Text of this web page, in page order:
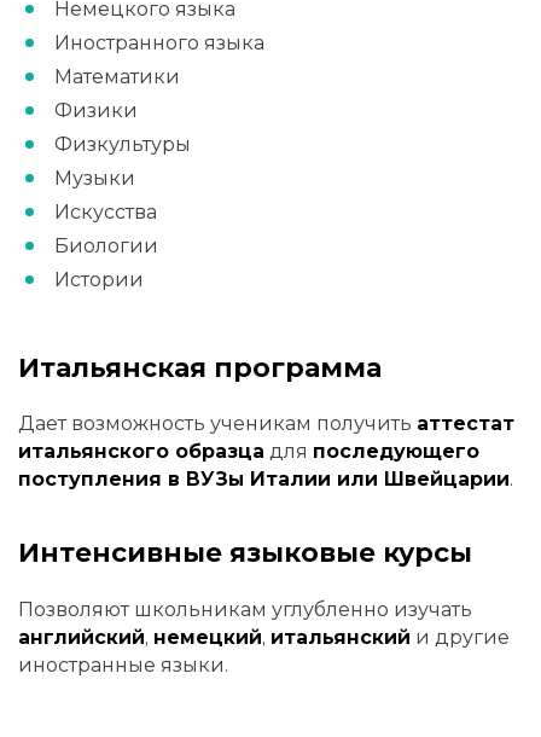
Немецкого языка
Иностранного языка
Математики
Физики
Физкультуры
Музыки
Искусства
Биологии
Истории
Итальянская программа
Дает возможность ученикам получить аттестат
итальянского образца для последующего
поступления в ВУЗы Италии или Швейцарии.
Интенсивные языковые курсы
Позволяют школьникам углубленно изучать
английский, немецкий, итальянский и другие
иностранные языки.